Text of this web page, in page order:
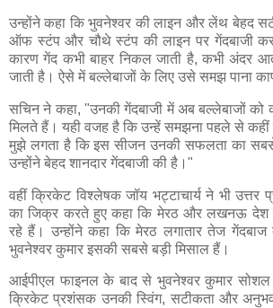
उन्होंने कहा कि भुवनेश्वर की लाइन और लेंथ बेहद
ऑफ स्टंप और चौथे स्टंप की लाइन पर गेंदबाजी
कारण गेंद कभी बाहर निकल जाती है, कभी अंदर
जाती है। ऐसे में बल्लेबाजों के लिए उसे समझ पाना
सचिन ने कहा, "उनकी गेंदबाजी में अब बल्लेबाजों
मिलते हैं। यही वजह है कि उन्हें समझना पहले से कहीं
मुझे लगता है कि इस सीजन उनकी सफलता का सबसे
उन्होंने बेहद शानदार गेंदबाजी की है।"
वहीं क्रिकेट विश्लेषक जॉय भट्टाचार्य ने भी उत्तर
का जिक्र करते हुए कहा कि मेरठ और लखनऊ देश
रहे हैं। उन्होंने कहा कि मेरठ लगातार तेज
भुवनेश्वर कुमार इसकी सबसे बड़ी मिसाल हैं।
आईपीएल फाइनल के बाद से भुवनेश्वर कुमार सोशल
क्रिकेट प्रशंसक उनकी स्विंग, सटीकता और